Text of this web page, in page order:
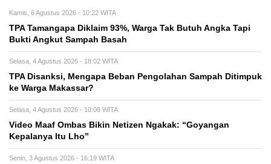
Kamis, 6 Agustus 2026 - 10:22 WITA
TPA Tamangapa Diklaim 93%, Warga Tak Butuh Angka Tapi
Bukti Angkut Sampah Basah
Selasa, 4 Agustus 2026 - 18:02 WITA
TPA Disanksi, Mengapa Beban Pengolahan Sampah Ditimpuk
ke Warga Makassar?
Selasa, 4 Agustus 2026 - 10:08 WITA
Video Maaf Ombas Bikin Netizen Ngakak: “Goyangan
Kepalanya Itu Lho”
Senin, 3 Agustus 2026 - 16:19 WITA